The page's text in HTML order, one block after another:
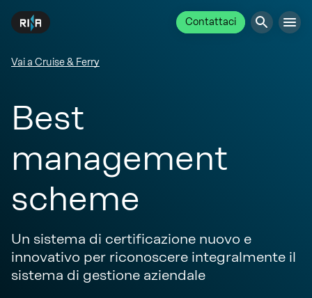
Contattaci
Vai a Cruise & Ferry
Best
management
scheme
Un sistema di certificazione nuovo e
innovativo per riconoscere integralmente il
sistema di gestione aziendale